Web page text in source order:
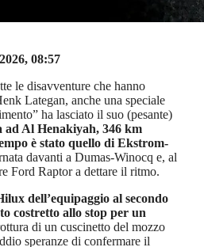
08:57
le disavventure che hanno
Lategan, anche una speciale
ha lasciato il suo (pesante)
ad Al Henakiyah, 346 km
è stato quello di Ekstrom-
davanti a Dumas-Winocq e, al
Ford Raptor a dettare il ritmo.
dell’equipaggio al secondo
costretto allo stop per un
di un cuscinetto del mozzo
speranze di confermare il